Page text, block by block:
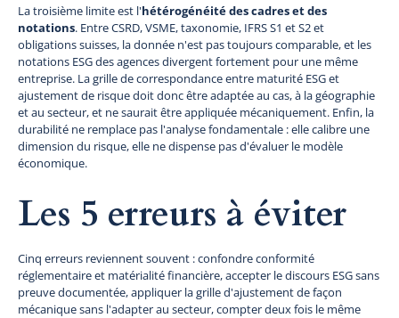
La troisième limite est l'hétérogénéité des cadres et des
notations. Entre CSRD, VSME, taxonomie, IFRS S1 et S2 et
obligations suisses, la donnée n'est pas toujours comparable, et les
notations ESG des agences divergent fortement pour une même
entreprise. La grille de correspondance entre maturité ESG et
ajustement de risque doit donc être adaptée au cas, à la géographie
et au secteur, et ne saurait être appliquée mécaniquement. Enfin, la
durabilité ne remplace pas l'analyse fondamentale : elle calibre une
dimension du risque, elle ne dispense pas d'évaluer le modèle
économique.
Les 5 erreurs à éviter
Cinq erreurs reviennent souvent : confondre conformité
réglementaire et matérialité financière, accepter le discours ESG sans
preuve documentée, appliquer la grille d'ajustement de façon
mécanique sans l'adapter au secteur, compter deux fois le même